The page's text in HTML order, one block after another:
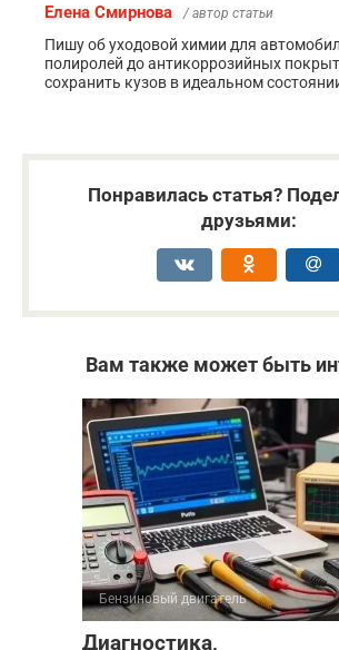
Елена Смирнова / автор статьи
Пишу об уходовой химии для
полиролей до антикоррозийных
сохранить кузов в идеальном
Понравилась статья?
друзьями:
Вам также может быть
Бензиновый двигатель
Диагностика,